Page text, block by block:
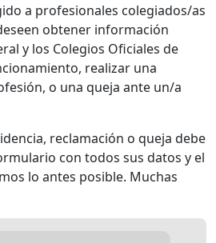
a profesionales colegiados/as
obtener información
y los Colegios Oficiales de
realizar una
o una queja ante un/a
reclamación o queja debe
con todos sus datos y el
lo antes posible. Muchas